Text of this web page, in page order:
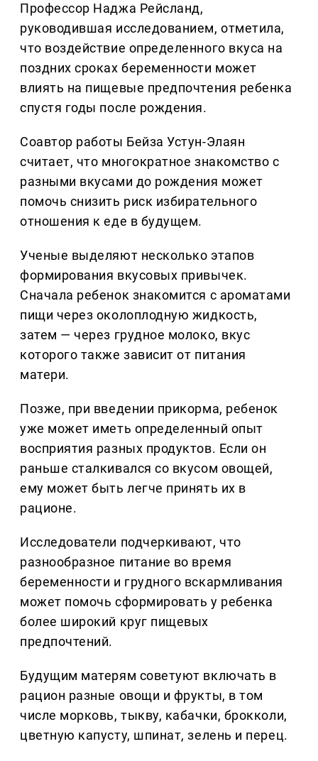
Профессор Наджа Рейсланд,
руководившая исследованием, отметила,
что воздействие определенного вкуса на
поздних сроках беременности может
влиять на пищевые предпочтения ребенка
спустя годы после рождения.
Соавтор работы Бейза Устун-Элаян
считает, что многократное знакомство с
разными вкусами до рождения может
помочь снизить риск избирательного
отношения к еде в будущем.
Ученые выделяют несколько этапов
формирования вкусовых привычек.
Сначала ребенок знакомится с ароматами
пищи через околоплодную жидкость,
затем — через грудное молоко, вкус
которого также зависит от питания
матери.
Позже, при введении прикорма, ребенок
уже может иметь определенный опыт
восприятия разных продуктов. Если он
раньше сталкивался со вкусом овощей,
ему может быть легче принять их в
рационе.
Исследователи подчеркивают, что
разнообразное питание во время
беременности и грудного вскармливания
может помочь сформировать у ребенка
более широкий круг пищевых
предпочтений.
Будущим матерям советуют включать в
рацион разные овощи и фрукты, в том
числе морковь, тыкву, кабачки, брокколи,
цветную капусту, шпинат, зелень и перец.